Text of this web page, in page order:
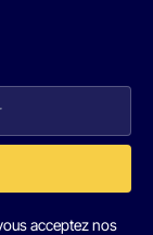
acceptez nos